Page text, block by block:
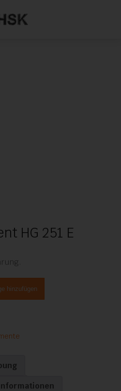
HG 251 E
hinzufügen